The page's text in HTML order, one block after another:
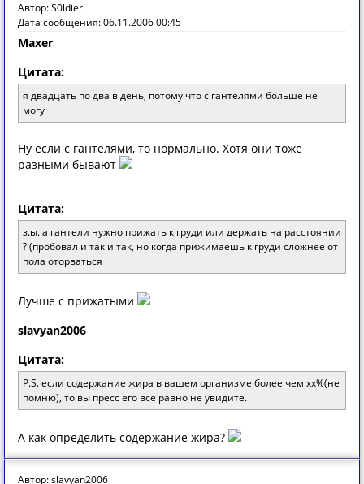
Автор: S0ldier
Дата сообщения: 06.11.2006 00:45
Maxer
Цитата:
я двадцать по два в день, потому что с гантелями больше не
могу
Ну если с гантелями, то нормально. Хотя они тоже
разными бывают
Цитата:
з.ы. а гантели нужно прижать к груди или держать на расстоянии
? (пробовал и так и так, но когда прижимаешь к груди сложнее от
пола оторваться
Лучше с прижатыми
slavyan2006
Цитата:
P.S. если содержание жира в вашем организме более чем хх%(не
помню), то вы пресс его всё равно не увидите.
А как определить содержание жира?
Автор: slavyan2006